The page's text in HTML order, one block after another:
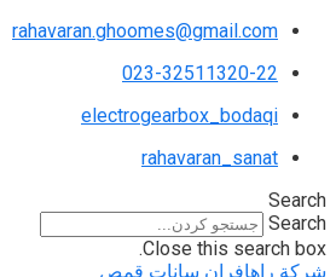
rahavaran.ghoomes@gmail.com
023-32511320-22
electrogearbox_bodaqi
rahavaran_sanat
Search
Search
Close this search box.
شركة راهافران سانات قمص​